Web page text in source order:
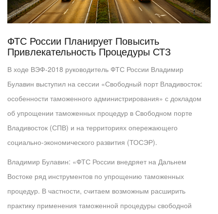
ФТС России Планирует Повысить
Привлекательность Процедуры СТЗ
В ходе ВЭФ-2018 руководитель ФТС России Владимир
Булавин выступил на сессии «Свободный порт Владивосток:
особенности таможенного администрирования» с докладом
об упрощении таможенных процедур в Свободном порте
Владивосток (СПВ) и на территориях опережающего
социально-экономического развития (ТОСЭР).
Владимир Булавин: «ФТС России внедряет на Дальнем
Востоке ряд инструментов по упрощению таможенных
процедур. В частности, считаем возможным расширить
практику применения таможенной процедуры свободной